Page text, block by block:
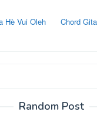
Hè Vui Oleh
Chord
Random Post